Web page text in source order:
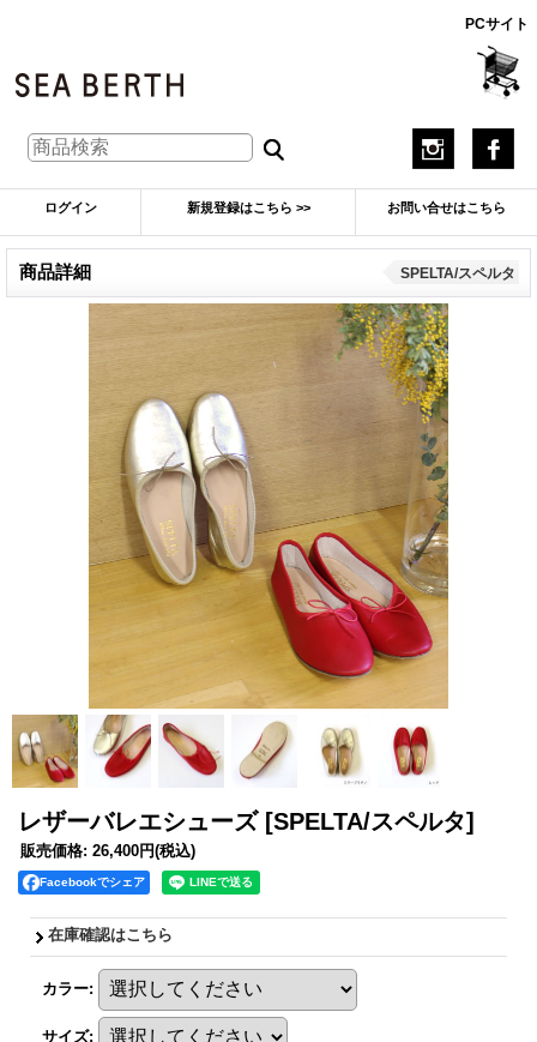
PCサイト
ログイン 新規登録はこちら >> お問い合せはこちら
商品詳細 SPELTA/スペルタ
レザーバレエシューズ [SPELTA/スペルタ]
販売価格: 26,400円(税込)
Facebookでシェア
在庫確認はこちら
カラー:
サイズ: